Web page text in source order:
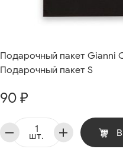
Подарочный пакет Gianni
Подарочный пакет S
90 ₽
шт.